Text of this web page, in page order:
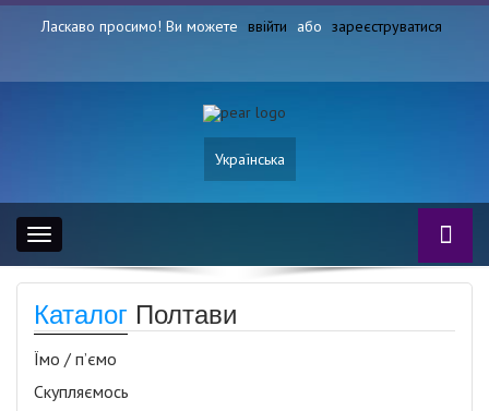
Ласкаво просимо! Ви можете ввійти або зареєструватися
Українська
Toggle
navigation
Каталог Полтави
Їмо / п’ємо
Скупляємось